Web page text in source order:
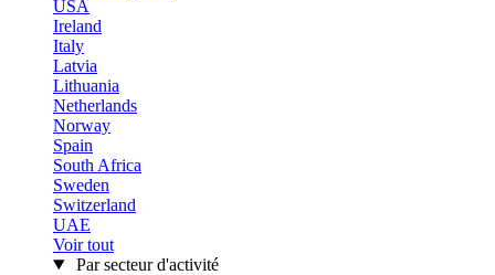
USA
Ireland
Italy
Latvia
Lithuania
Netherlands
Norway
Spain
South Africa
Sweden
Switzerland
UAE
Voir tout
Par secteur d'activité